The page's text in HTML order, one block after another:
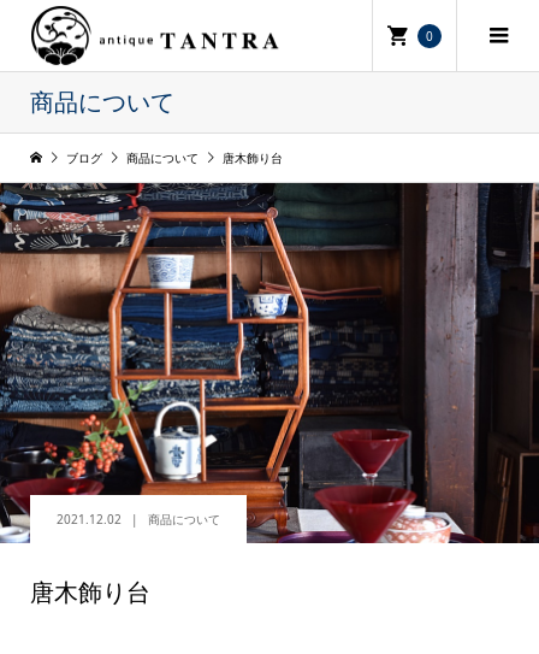
0
商品について
ブログ 商品について 唐木飾り台
2021.12.02 商品について
唐木飾り台